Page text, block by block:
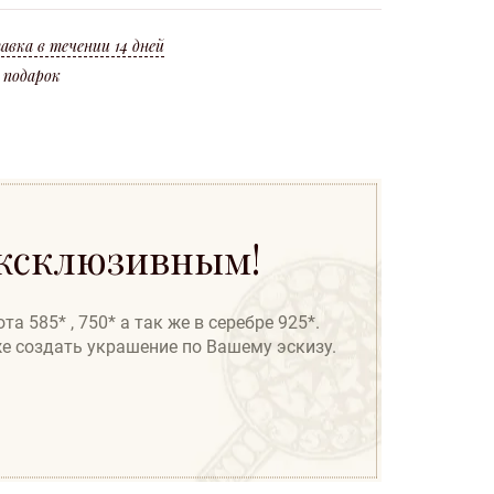
в течении 14 дней
585* , 750* а так же в серебре 925*.
создать украшение по Вашему эскизу.